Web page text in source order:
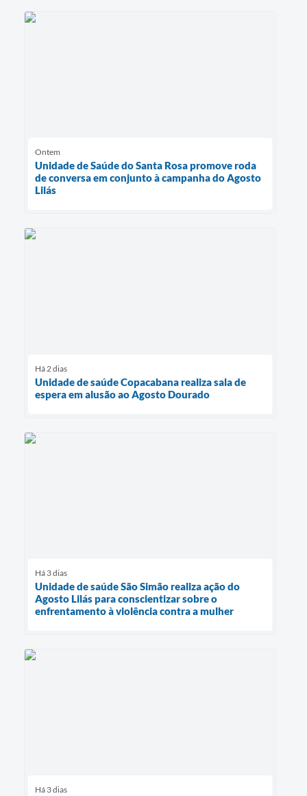
Ontem
Unidade de Saúde do Santa Rosa promove roda
de conversa em conjunto à campanha do Agosto
Lilás
Há 2 dias
Unidade de saúde Copacabana realiza sala de
espera em alusão ao Agosto Dourado
Há 3 dias
Unidade de saúde São Simão realiza ação do
Agosto Lilás para conscientizar sobre o
enfrentamento à violência contra a mulher
Há 3 dias